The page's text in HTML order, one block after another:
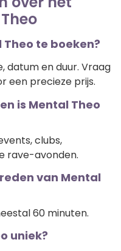
Theo te boeken?
datum en duur. Vraag
een precieze prijs.
is Mental Theo
clubs,
rave-avonden.
van Mental
60 minuten.
uniek?